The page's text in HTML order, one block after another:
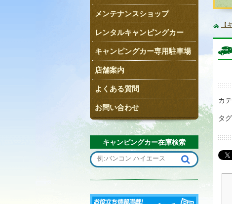
【
カ
タグ
メンテナンスショップ
レンタルキャンピングカー
キャンピングカー専用駐車場
店舗案内
よくある質問
お問い合わせ
キャンピングカー在庫検索